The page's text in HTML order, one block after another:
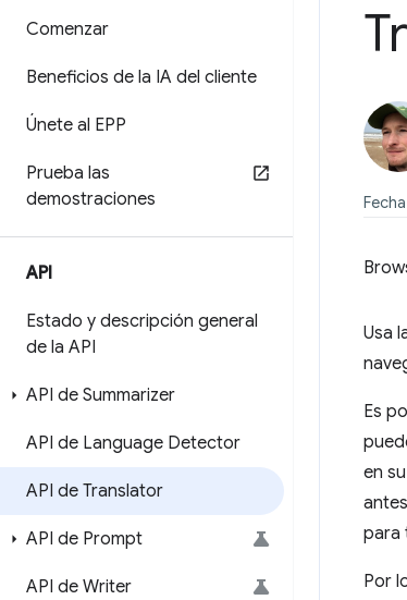
Comenzar
Beneficios de la IA del cliente
Únete al EPP
Prueba las
demostraciones
API
Estado y descripción general
de la API
API de Summarizer
API de Language Detector
API de Translator
API de Prompt
API de Writer
Usa
Es
en
para
Por